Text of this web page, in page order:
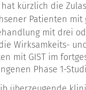
hat kürzlich die
Patienten
mit drei
Wirksamkeits-
mit GIST im
Phase 1-